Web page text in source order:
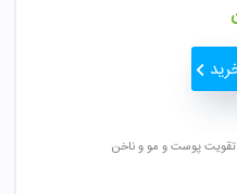
تقویت پوست و مو و ناخن